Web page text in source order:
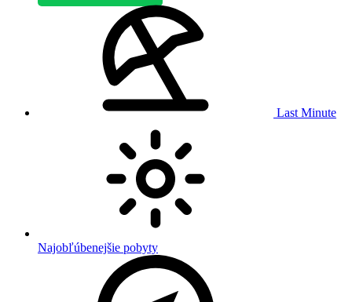
Last Minute
Najobľúbenejšie pobyty